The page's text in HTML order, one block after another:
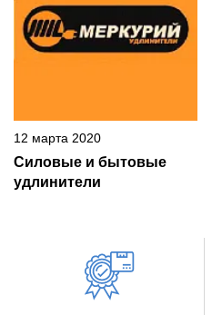
12 марта 2020
Силовые и бытовые
удлинители